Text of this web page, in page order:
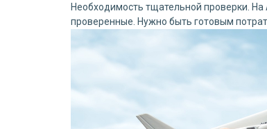
Необходимость тщательной проверки.
проверенные. Нужно быть готовым